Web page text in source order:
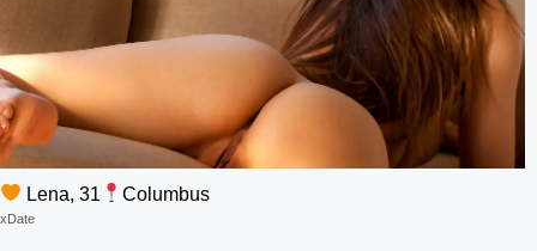
Lena, 31 Columbus
xDate